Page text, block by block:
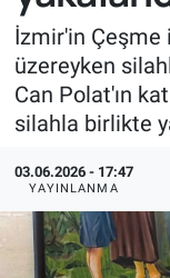
İzmir'in Çeşme
üzereyken
Can Polat'ın
silahla birlikte
03.06.2026 - 17:47
YAYINLANMA
Son Dakika
Haber Arşivi